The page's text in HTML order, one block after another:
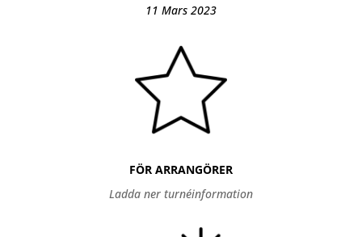
11 Mars 2023
FÖR ARRANGÖRER
Ladda ner turnéinformation